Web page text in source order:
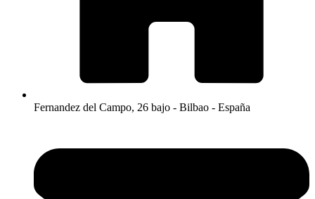
Fernandez del Campo, 26 bajo - Bilbao - España